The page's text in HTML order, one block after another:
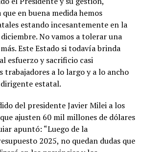
en buena medida hemos
estando incesantemente en la
No vamos a tolerar una
Este Estado si todavía brinda
esfuerzo y sacrificio casi
trabajadores a lo largo y a lo ancho
estatal.
del presidente Javier Milei a los
ajusten 60 mil millones de dólares
apuntó: “Luego de la
2025, no quedan dudas que